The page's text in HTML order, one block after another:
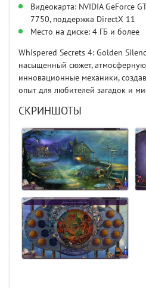
Видеокарта: NVIDIA GeForce
7750, поддержка DirectX 11
Место на диске: 4 ГБ и более
Whispered Secrets 4: Golden
насыщенный сюжет,
инновационные механики,
опыт для любителей загадок и
СКРИНШОТЫ